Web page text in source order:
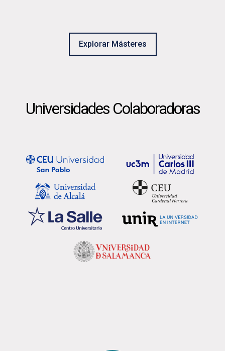
Explorar Másteres
Universidades Colaboradoras